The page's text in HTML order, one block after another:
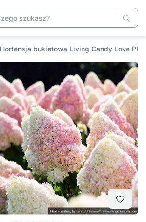
Hortensja bukietowa Living Candy Love